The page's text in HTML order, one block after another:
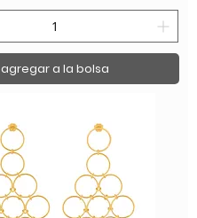
agregar a la bolsa